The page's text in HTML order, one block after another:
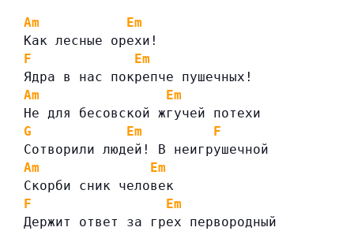
Am
Em
Как лесные орехи!
F
Em
Ядра в нас покрепче пушечных!
Am
Em
Не для бесовской жгучей потехи
G
Em
F
Сотворили людей! В неигрушечной
Am
Em
Скорби сник человек
F
Em
Держит ответ за грех первородный